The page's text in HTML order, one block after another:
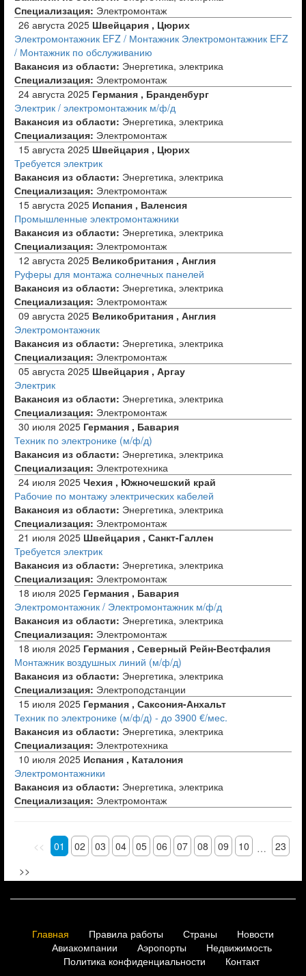
Специализация: Электромонтаж
26 августа 2025 Швейцария , Цюрих
Электромонтажник EFZ / Монтажник Электромонтажник EFZ
/ Монтажник по обслуживанию
Вакансия из области: Энергетика, электрика
Специализация: Электромонтаж
24 августа 2025 Германия , Бранденбург
Электрик / электромонтажник м/ф/д
Вакансия из области: Энергетика, электрика
Специализация: Электромонтаж
15 августа 2025 Швейцария , Цюрих
Требуется электрик
Вакансия из области: Энергетика, электрика
Специализация: Электромонтаж
15 августа 2025 Испания , Валенсия
Промышленные электромонтажники
Вакансия из области: Энергетика, электрика
Специализация: Электромонтаж
12 августа 2025 Великобритания , Англия
Руферы для монтажа солнечных панелей
Вакансия из области: Энергетика, электрика
Специализация: Электромонтаж
09 августа 2025 Великобритания , Англия
Электромонтажник
Вакансия из области: Энергетика, электрика
Специализация: Электромонтаж
05 августа 2025 Швейцария , Аргау
Электрик
Вакансия из области: Энергетика, электрика
Специализация: Электромонтаж
30 июля 2025 Германия , Бавария
Техник по электронике (м/ф/д)
Вакансия из области: Энергетика, электрика
Специализация: Электротехника
24 июля 2025 Чехия , Южночешский край
Рабочие по монтажу электрических кабелей
Вакансия из области: Энергетика, электрика
Специализация: Электромонтаж
21 июля 2025 Швейцария , Санкт-Галлен
Требуется электрик
Вакансия из области: Энергетика, электрика
Специализация: Электромонтаж
18 июля 2025 Германия , Бавария
Электромонтажник / Электромонтажник м/ф/д
Вакансия из области: Энергетика, электрика
Специализация: Электромонтаж
18 июля 2025 Германия , Северный Рейн-Вестфалия
Монтажник воздушных линий (м/ф/д)
Вакансия из области: Энергетика, электрика
Специализация: Электроподстанции
15 июля 2025 Германия , Саксония-Анхальт
Техник по электронике (м/ф/д) - до 3900 €/мес.
Вакансия из области: Энергетика, электрика
Специализация: Электротехника
10 июля 2025 Испания , Каталония
Электромонтажники
Вакансия из области: Энергетика, электрика
Специализация: Электромонтаж
<< 01 02 03 04 05 06 07 08 09 10 …
23
>>
Главная Правила работы Страны
Новости
Авиакомпании
Аэропорты
Недвижимость
Политика конфиденциальности
Контакт